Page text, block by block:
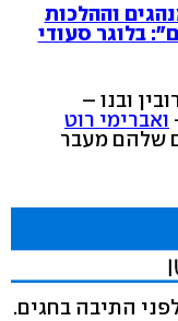
וההלכות
בלוגר סעודי
ובנו –
ואברימי רוט
שלהם מעבר
עובר לפני התיבה בחגים.